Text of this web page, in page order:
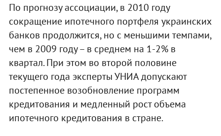
По прогнозу ассоциации, в 2010 году
сокращение ипотечного портфеля украинских
банков продолжится, но с меньшими темпами,
чем в 2009 году – в среднем на 1-2% в
квартал. При этом во второй половине
текущего года эксперты УНИА допускают
постепенное возобновление программ
кредитования и медленный рост объема
ипотечного кредитования в стране.